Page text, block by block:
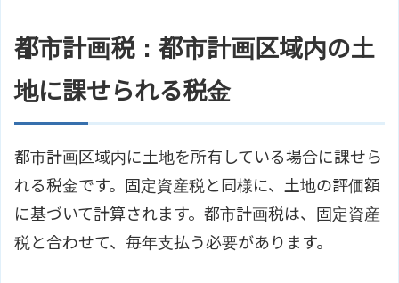
都市計画税：都市計画区域内の土
地に課せられる税金
都市計画区域内に土地を所有している場合に課せら
れる税金です。固定資産税と同様に、土地の評価額
に基づいて計算されます。都市計画税は、固定資産
税と合わせて、毎年支払う必要があります。